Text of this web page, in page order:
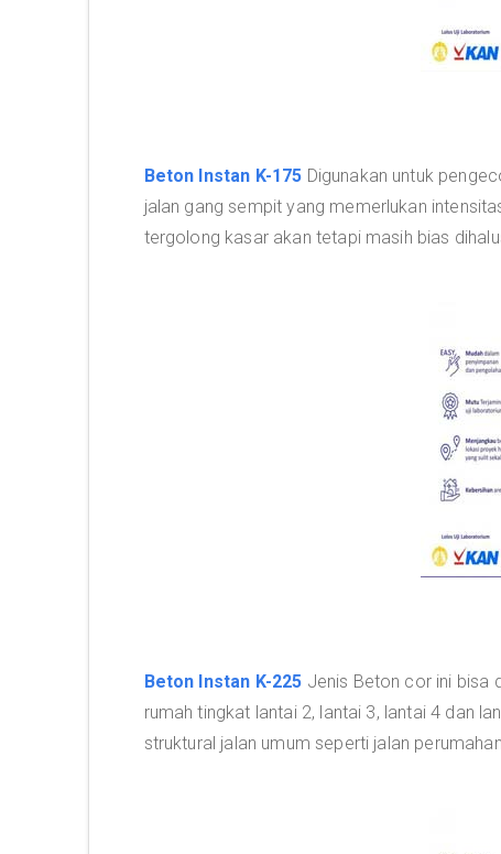
Beton Instan K-175 Digunakan untuk
jalan gang sempit yang memerlukan
tergolong kasar akan tetapi masih bias
Beton Instan K-225 Jenis Beton cor ini bisa
rumah tingkat lantai 2, lantai 3, lantai 4 dan
struktural jalan umum seperti jalan